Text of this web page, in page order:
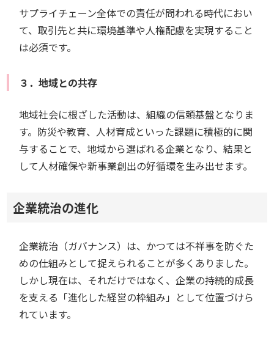
サプライチェーン全体での責任が問われる時代におい
て、取引先と共に環境基準や人権配慮を実現すること
は必須です。
３．地域との共存
地域社会に根ざした活動は、組織の信頼基盤となりま
す。防災や教育、人材育成といった課題に積極的に関
与することで、地域から選ばれる企業となり、結果と
して人材確保や新事業創出の好循環を生み出せます。
企業統治の進化
企業統治（ガバナンス）は、かつては不祥事を防ぐた
めの仕組みとして捉えられることが多くありました。
しかし現在は、それだけではなく、企業の持続的成長
を支える「進化した経営の枠組み」として位置づけら
れています。